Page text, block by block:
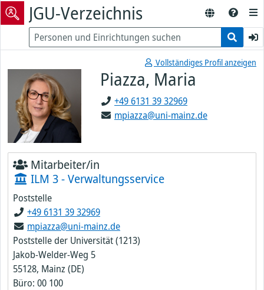
JGU-Verzeichnis
Vollständiges Profil anzeigen
Piazza, Maria
+49 6131 39 32969
mpiazza@uni-mainz.de
Mitarbeiter/in
ILM 3 - Verwaltungsservice
Poststelle
+49 6131 39 32969
mpiazza@uni-mainz.de
Poststelle der Universität (1213)
Jakob-Welder-Weg 5
55128, Mainz (DE)
Büro: 00 100